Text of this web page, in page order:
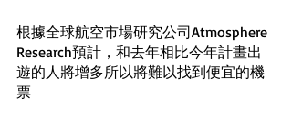
根據全球航空市場研究公司Atmosphere
Research預計，和去年相比今年計畫出
遊的人將增多所以將難以找到便宜的機
票